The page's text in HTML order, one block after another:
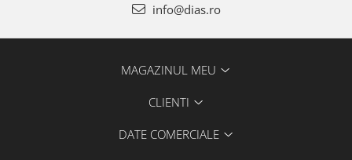
info@dias.ro
MAGAZINUL MEU
CLIENTI
DATE COMERCIALE